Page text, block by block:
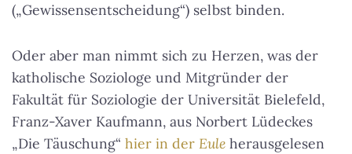
(„Gewissensentscheidung“) selbst binden.
Oder aber man nimmt sich zu Herzen, was der
katholische Soziologe und Mitgründer der
Fakultät für Soziologie der Universität Bielefeld,
Franz-Xaver Kaufmann, aus Norbert Lüdeckes
„Die Täuschung“ hier in der Eule herausgelesen